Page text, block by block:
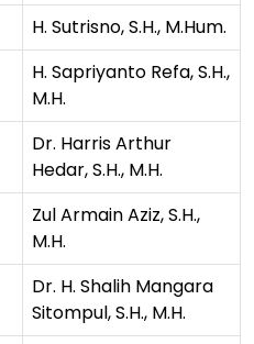
H. Sutrisno, S.H., M.Hum.
H. Sapriyanto Refa, S.H.,
M.H.
Dr. Harris Arthur
Hedar, S.H., M.H.
Zul Armain Aziz, S.H.,
M.H.
Dr. H. Shalih Mangara
Sitompul, S.H., M.H.